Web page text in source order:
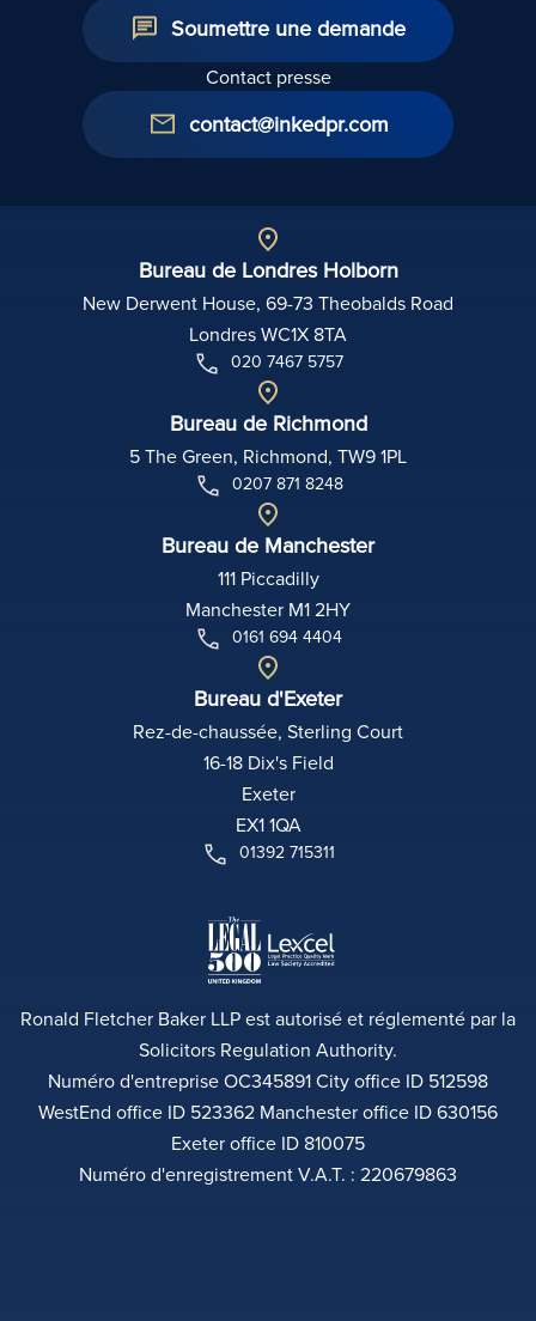
Soumettre une demande
Contact presse
contact@inkedpr.com
Bureau de Londres Holborn
New Derwent House, 69-73 Theobalds Road
Londres WC1X 8TA
020 7467 5757
Bureau de Richmond
5 The Green, Richmond, TW9 1PL
0207 871 8248
Bureau de Manchester
111 Piccadilly
Manchester M1 2HY
0161 694 4404
Bureau d'Exeter
Rez-de-chaussée, Sterling Court
16-18 Dix's Field
Exeter
EX1 1QA
01392 715311
Ronald Fletcher Baker LLP est autorisé et réglementé par la
Solicitors Regulation Authority.
Numéro d'entreprise OC345891 City office ID 512598
WestEnd office ID 523362 Manchester office ID 630156
Exeter office ID 810075
Numéro d'enregistrement V.A.T. : 220679863